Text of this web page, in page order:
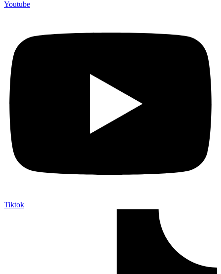
Youtube
Tiktok